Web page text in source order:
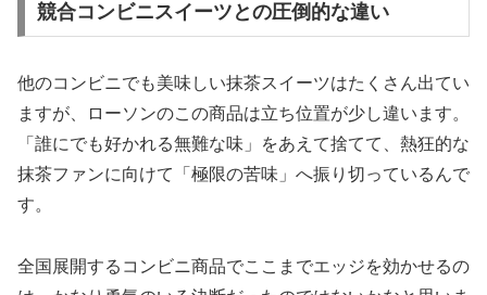
競合コンビニスイーツとの圧倒的な違い
他のコンビニでも美味しい抹茶スイーツはたくさん出てい
ますが、ローソンのこの商品は立ち位置が少し違います。
「誰にでも好かれる無難な味」をあえて捨てて、 熱狂的な
抹茶ファンに向けて「極限の苦味」へ振り切っている んで
す。
全国展開するコンビニ商品でここまでエッジを効かせるの